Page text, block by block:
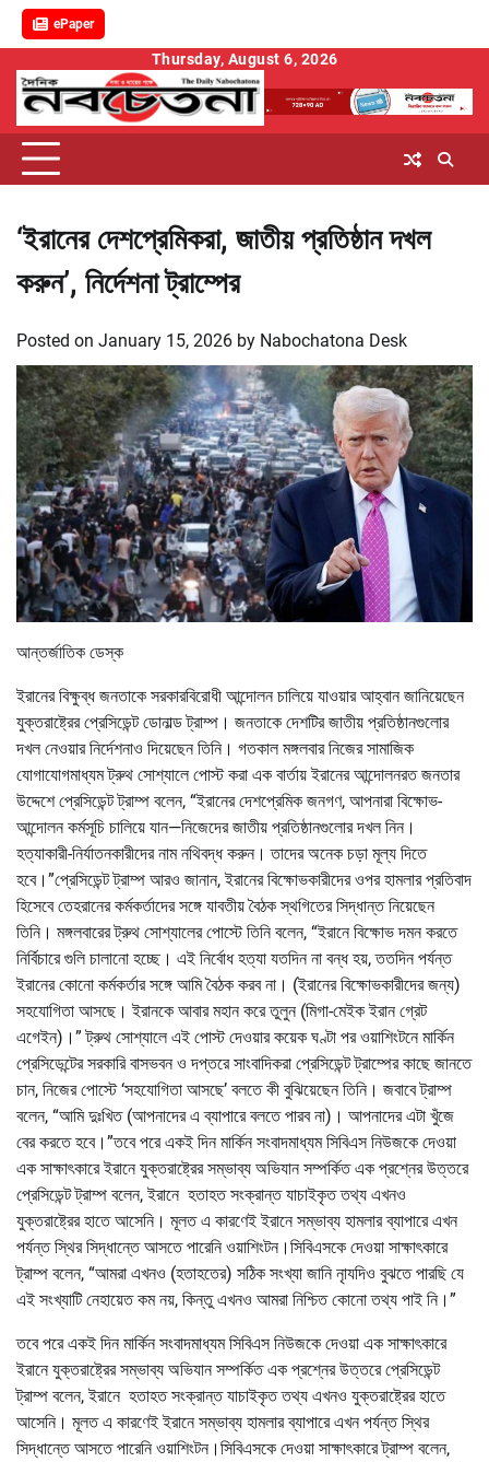
ePaper
content
Thursday, August 6, 2026
‘ইরানের দেশপ্রেমিকরা, জাতীয় প্রতিষ্ঠান দখল
করুন’, নির্দেশনা ট্রাম্পের
Posted on January 15, 2026 by Nabochatona Desk
আন্তর্জাতিক ডেস্ক
ইরানের বিক্ষুব্ধ জনতাকে সরকারবিরোধী আন্দোলন চালিয়ে যাওয়ার আহ্বান জানিয়েছেন
যুক্তরাষ্ট্রের প্রেসিডেন্ট ডোনাল্ড ট্রাম্প। জনতাকে দেশটির জাতীয় প্রতিষ্ঠানগুলোর
দখল নেওয়ার নির্দেশনাও দিয়েছেন তিনি। গতকাল মঙ্গলবার নিজের সামাজিক
যোগাযোগমাধ্যম ট্রুথ সোশ্যালে পোস্ট করা এক বার্তায় ইরানের আন্দোলনরত জনতার
উদ্দেশে প্রেসিডেন্ট ট্রাম্প বলেন, “ইরানের দেশপ্রেমিক জনগণ, আপনারা বিক্ষোভ-
আন্দোলন কর্মসূচি চালিয়ে যান—নিজেদের জাতীয় প্রতিষ্ঠানগুলোর দখল নিন।
হত্যাকারী-নির্যাতনকারীদের নাম নথিবদ্ধ করুন। তাদের অনেক চড়া মূল্য দিতে
হবে।”প্রেসিডেন্ট ট্রাম্প আরও জানান, ইরানের বিক্ষোভকারীদের ওপর হামলার প্রতিবাদ
হিসেবে তেহরানের কর্মকর্তাদের সঙ্গে যাবতীয় বৈঠক স্থগিতের সিদ্ধান্ত নিয়েছেন
তিনি। মঙ্গলবারের ট্রুথ সোশ্যালের পোস্টে তিনি বলেন, “ইরানে বিক্ষোভ দমন করতে
নির্বিচারে গুলি চালানো হচ্ছে। এই নির্বোধ হত্যা যতদিন না বন্ধ হয়, ততদিন পর্যন্ত
ইরানের কোনো কর্মকর্তার সঙ্গে আমি বৈঠক করব না। (ইরানের বিক্ষোভকারীদের জন্য)
সহযোগিতা আসছে। ইরানকে আবার মহান করে তুলুন (মিগা-মেইক ইরান গ্রেট
এগেইন)।” ট্রুথ সোশ্যালে এই পোস্ট দেওয়ার কয়েক ঘণ্টা পর ওয়াশিংটনে মার্কিন
প্রেসিডেন্টের সরকারি বাসভবন ও দপ্তরে সাংবাদিকরা প্রেসিডেন্ট ট্রাম্পের কাছে জানতে
চান, নিজের পোস্টে ‘সহযোগিতা আসছে’ বলতে কী বুঝিয়েছেন তিনি। জবাবে ট্রাম্প
বলেন, “আমি দুঃখিত (আপনাদের এ ব্যাপারে বলতে পারব না)। আপনাদের এটা খুঁজে
বের করতে হবে।”তবে পরে একই দিন মার্কিন সংবাদমাধ্যম সিবিএস নিউজকে দেওয়া
এক সাক্ষাৎকারে ইরানে যুক্তরাষ্ট্রের সম্ভাব্য অভিযান সম্পর্কিত এক প্রশ্নের উত্তরে
প্রেসিডেন্ট ট্রাম্প বলেন, ইরানে হতাহত সংক্রান্ত যাচাইকৃত তথ্য এখনও
যুক্তরাষ্ট্রের হাতে আসেনি। মূলত এ কারণেই ইরানে সম্ভাব্য হামলার ব্যাপারে এখন
পর্যন্ত স্থির সিদ্ধান্তে আসতে পারেনি ওয়াশিংটন।সিবিএসকে দেওয়া সাক্ষাৎকারে
ট্রাম্প বলেন, “আমরা এখনও (হতাহতের) সঠিক সংখ্যা জানি নাৃযদিও বুঝতে পারছি যে
এই সংখ্যাটি নেহায়েত কম নয়, কিন্তু এখনও আমরা নিশ্চিত কোনো তথ্য পাই নি।”
তবে পরে একই দিন মার্কিন সংবাদমাধ্যম সিবিএস নিউজকে দেওয়া এক সাক্ষাৎকারে
ইরানে যুক্তরাষ্ট্রের সম্ভাব্য অভিযান সম্পর্কিত এক প্রশ্নের উত্তরে প্রেসিডেন্ট
ট্রাম্প বলেন, ইরানে হতাহত সংক্রান্ত যাচাইকৃত তথ্য এখনও যুক্তরাষ্ট্রের হাতে
আসেনি। মূলত এ কারণেই ইরানে সম্ভাব্য হামলার ব্যাপারে এখন পর্যন্ত স্থির
সিদ্ধান্তে আসতে পারেনি ওয়াশিংটন।সিবিএসকে দেওয়া সাক্ষাৎকারে ট্রাম্প বলেন,